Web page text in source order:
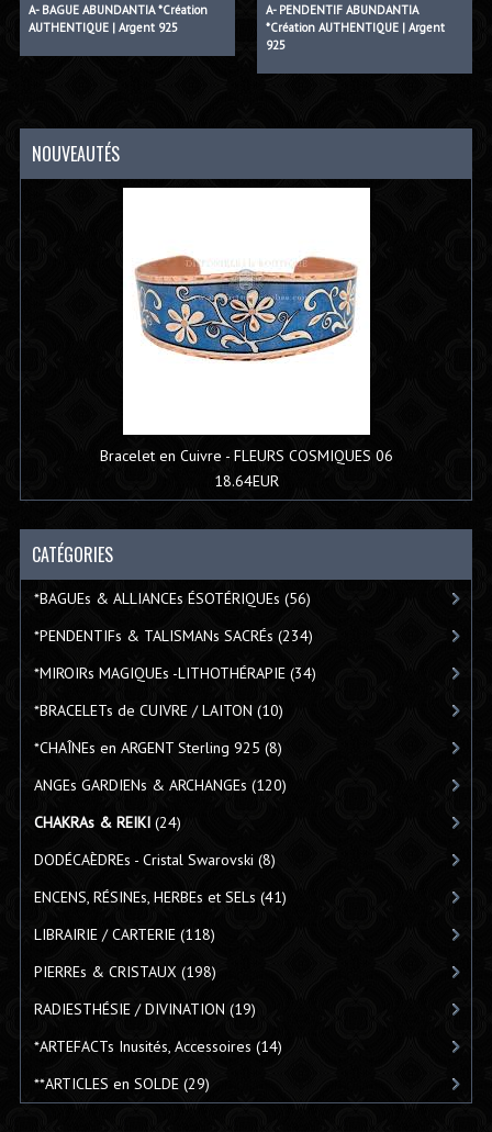
A- BAGUE ABUNDANTIA *Création
AUTHENTIQUE | Argent 925
A- PENDENTIF ABUNDANTIA
*Création AUTHENTIQUE | Argent
925
NOUVEAUTÉS
Bracelet en Cuivre - FLEURS COSMIQUES 06
18.64EUR
CATÉGORIES
*BAGUEs & ALLIANCEs ÉSOTÉRIQUEs (56)
*PENDENTIFs & TALISMANs SACRÉs (234)
*MIROIRs MAGIQUEs -LITHOTHÉRAPIE(34)
*BRACELETs de CUIVRE / LAITON (10)
*CHAÎNEs en ARGENT Sterling 925 (8)
ANGEs GARDIENs & ARCHANGEs (120)
CHAKRAs & REIKI(24)
DODÉCAÈDREs - Cristal Swarovski (8)
ENCENS, RÉSINEs, HERBEs et SELs (41)
LIBRAIRIE / CARTERIE(118)
PIERREs & CRISTAUX (198)
RADIESTHÉSIE / DIVINATION (19)
*ARTEFACTs Inusités, Accessoires (14)
**ARTICLES en SOLDE(29)